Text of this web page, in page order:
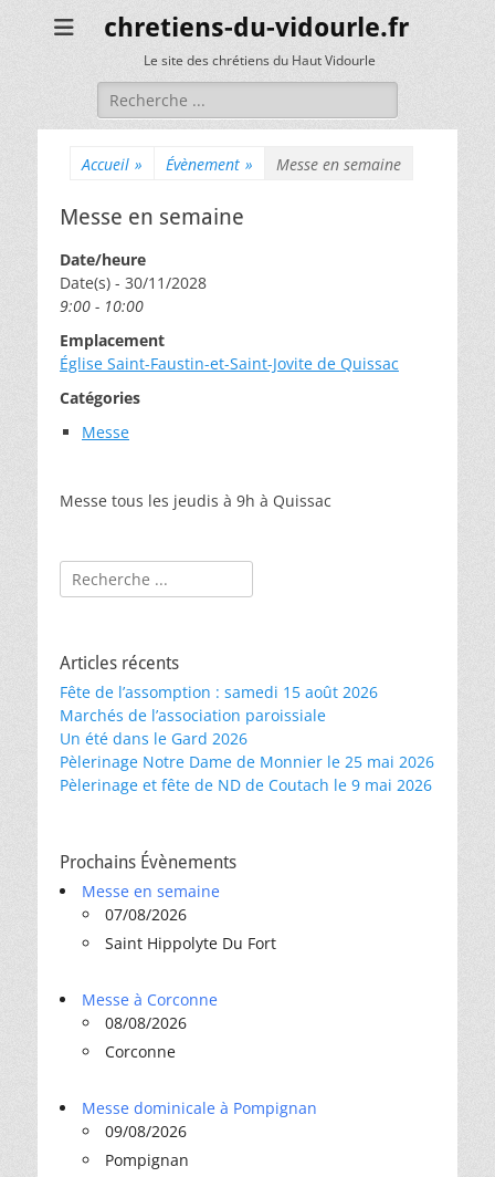
chretiens-du-vidourle.fr
Le site des chrétiens du Haut Vidourle
Rechercher :
Accueil » Évènement » Messe en semaine
Messe en semaine
Date/heure
Date(s) - 30/11/2028
9:00 - 10:00
Emplacement
Église Saint-Faustin-et-Saint-Jovite de Quissac
Catégories
Messe
Messe tous les jeudis à 9h à Quissac
Rechercher :
Articles récents
Fête de l’assomption : samedi 15 août 2026
Marchés de l’association paroissiale
Un été dans le Gard 2026
Pèlerinage Notre Dame de Monnier le 25 mai 2026
Pèlerinage et fête de ND de Coutach le 9 mai 2026
Prochains Évènements
Messe en semaine
07/08/2026
Saint Hippolyte Du Fort
Messe à Corconne
08/08/2026
Corconne
Messe dominicale à Pompignan
09/08/2026
Pompignan